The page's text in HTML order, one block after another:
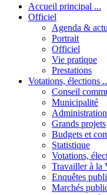
Accueil principal ...
Officiel
Agenda &
Portrait
Officiel
Vie pratique
Prestations
Votations, élections
Conseil
Municipalité
Administration
Grands projets
Budgets et
Statistique
Votations,
Travailler à la
Enquêtes
Marchés